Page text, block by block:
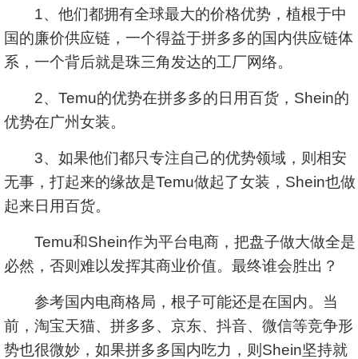
1、他们都拥有全球最大的价格优势，植根于中
国的廉价供应链，一个得益于拼多多的国内供应链体
系，一个背后就是珠三角发达的工厂网络。
2、Temu的优势在拼多多的日用百货，Shein的
优势在广州女装。
3、如果他们都只专注自己的优势领域，则相安
无事，打起来的缘故是Temu做起了女装，Shein也做
起来日用百货。
Temu和Shein作为平台电商，把盘子做大做全是
必然，否则难以发挥其商业价值。最终谁会胜出？
参考国内电商格局，根子可能还是在国内。当
前，淘宝天猫、拼多多、京东、抖音、微信等竞争形
势也很微妙，如果拼多多国内吃力，则Shein坚持就